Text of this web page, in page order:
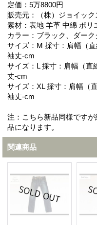
定価：5万8800円
販売元：（株）ジョイッ
素材：表地 羊革 中綿 ポリ
カラー：ブラック、ダー
サイズ：M 採寸：肩幅（
袖丈-cm
サイズ：L 採寸：肩幅（直
丈-cm
サイズ：XL 採寸：肩幅（
袖丈-cm
注：こちら新品同様です
品になります。
関連商品